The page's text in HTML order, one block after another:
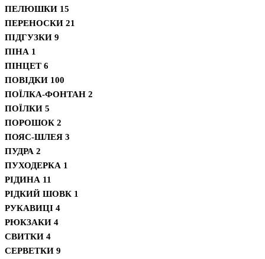
ПЕЛЮШКИ 15
ПЕРЕНОСКИ 21
ПІДГУЗКИ 9
ПІНА 1
ПІНЦЕТ 6
ПОВІДКИ 100
ПОЇЛКА-ФОНТАН 2
ПОЇЛКИ 5
ПОРОШОК 2
ПОЯС-ШЛЕЯ 3
ПУДРА 2
ПУХОДЕРКА 1
РІДИНА 11
РІДКИЙ ШОВК 1
РУКАВИЦІ 4
РЮКЗАКИ 4
СВИТКИ 4
СЕРВЕТКИ 9